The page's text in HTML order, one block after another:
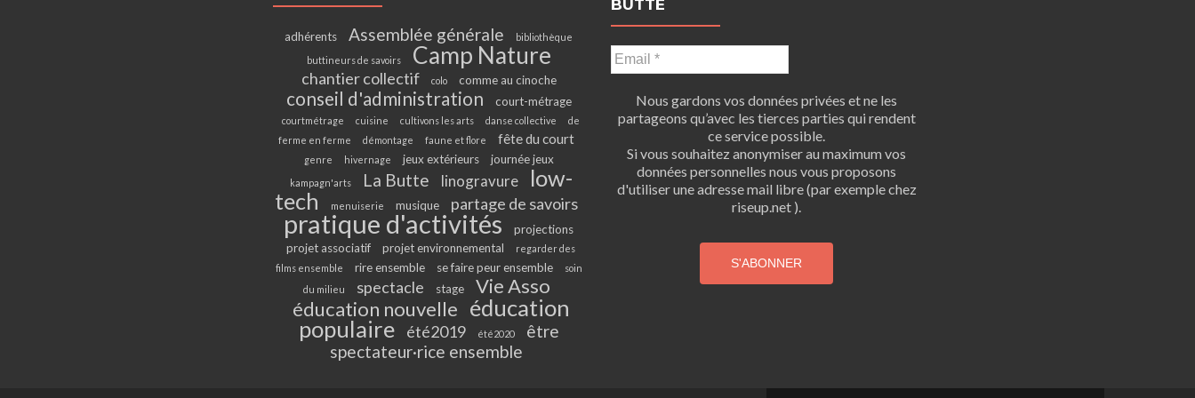
adhérents Assemblée générale
bibliothèque
buttineurs de savoirs
Camp Nature
chantier collectif colo comme au cinoche
conseil d'administration court-métrage
courtmétrage cuisine cultivons les arts danse collective
de
ferme en ferme
démontage faune et flore fête du court
genre hivernage jeux extérieurs journée jeux
kampagn'arts La Butte linogravure
low-
tech
menuiserie musique partage de savoirs
pratique d'activités
projections
projet associatif
projet environnemental
regarder des
films ensemble
rire ensemble se faire peur ensemble
soin
du milieu
spectacle stage
Vie Asso
éducation nouvelle éducation
populaire
été2019 été2020
être
spectateur·rice ensemble
BUTTE
Nous gardons vos données privées et ne les
partageons qu’avec les tierces parties qui rendent
ce service possible.
Si vous souhaitez anonymiser au maximum vos
données personnelles nous vous proposons
d'utiliser une adresse mail libre (par exemple chez
riseup.net ).